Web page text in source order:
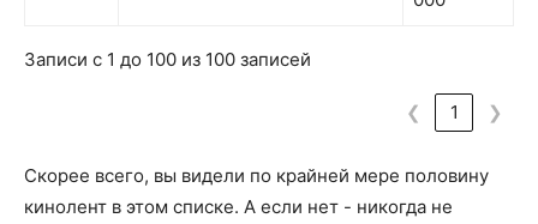
Записи с 1 до 100 из 100 записей
❮ 1 ❯
Скорее всего, вы видели по крайней мере половину
кинолент в этом списке. А если нет - никогда не